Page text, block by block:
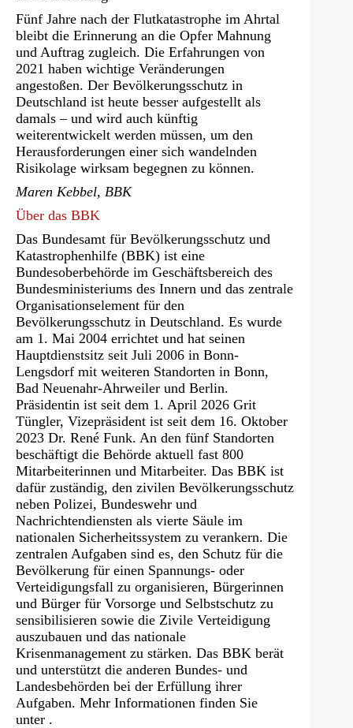
Fünf Jahre nach der Flutkatastrophe im Ahrtal
bleibt die Erinnerung an die Opfer Mahnung
und Auftrag zugleich. Die Erfahrungen von
2021 haben wichtige Veränderungen
angestoßen. Der Bevölkerungsschutz in
Deutschland ist heute besser aufgestellt als
damals – und wird auch künftig
weiterentwickelt werden müssen, um den
Herausforderungen einer sich wandelnden
Risikolage wirksam begegnen zu können.
Maren Kebbel, BBK
Über das BBK
Das Bundesamt für Bevölkerungsschutz und
Katastrophenhilfe (BBK) ist eine
Bundesoberbehörde im Geschäftsbereich des
Bundesministeriums des Innern und das zentrale
Organisationselement für den
Bevölkerungsschutz in Deutschland. Es wurde
am 1. Mai 2004 errichtet und hat seinen
Hauptdienstsitz seit Juli 2006 in Bonn-
Lengsdorf mit weiteren Standorten in Bonn,
Bad Neuenahr-Ahrweiler und Berlin.
Präsidentin ist seit dem 1. April 2026 Grit
Tüngler, Vizepräsident ist seit dem 16. Oktober
2023 Dr. René Funk. An den fünf Standorten
beschäftigt die Behörde aktuell fast 800
Mitarbeiterinnen und Mitarbeiter. Das BBK ist
dafür zuständig, den zivilen Bevölkerungsschutz
neben Polizei, Bundeswehr und
Nachrichtendiensten als vierte Säule im
nationalen Sicherheitssystem zu verankern. Die
zentralen Aufgaben sind es, den Schutz für die
Bevölkerung für einen Spannungs- oder
Verteidigungsfall zu organisieren, Bürgerinnen
und Bürger für Vorsorge und Selbstschutz zu
sensibilisieren sowie die Zivile Verteidigung
auszubauen und das nationale
Krisenmanagement zu stärken. Das BBK berät
und unterstützt die anderen Bundes- und
Landesbehörden bei der Erfüllung ihrer
Aufgaben. Mehr Informationen finden Sie
unter .